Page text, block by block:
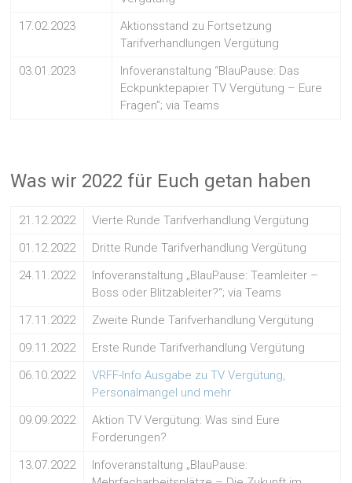
17.02.2023
Aktionsstand zu Fortsetzung
Tarifverhandlungen Vergütung
03.01.2023
Infoveranstaltung “BlauPause: Das
Eckpunktepapier TV Vergütung – Eure
Fragen”; via Teams
Was wir 2022 für Euch getan haben
21.12.2022
Vierte Runde Tarifverhandlung Vergütung
01.12.2022
Dritte Runde Tarifverhandlung Vergütung
24.11.2022
Infoveranstaltung „BlauPause: Teamleiter –
Boss oder Blitzableiter?“; via Teams
17.11.2022
Zweite Runde Tarifverhandlung Vergütung
09.11.2022
Erste Runde Tarifverhandlung Vergütung
06.10.2022
VRFF-Info Ausgabe zu TV Vergütung,
Personalmangel und mehr
09.09.2022
Aktion TV Vergütung: Was sind Eure
Forderungen?
13.07.2022
Infoveranstaltung „BlauPause: